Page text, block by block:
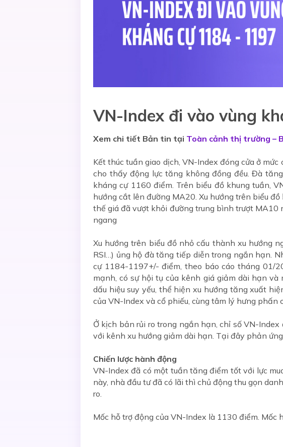
VN-Index đi vào vùng
Xem chi tiết Bản tin tại Toàn cảnh thị trường –
Kết thúc tuần giao dịch, VN-Index đóng cửa ở
cho thấy động lực tăng không đồng đều. Đà
kháng cự 1160 điểm. Trên biểu đồ khung tuần,
hướng cắt lên đường MA20. Xu hướng trên biểu
thế giá đã vượt khỏi đường trung bình trượt MA10
ngang
Xu hướng trên biểu đồ nhỏ cấu thành xu hướng
RSI…) ủng hộ đà tăng tiếp diễn trong ngắn hạn.
cự 1184-1197+/- điểm, theo báo cáo tháng 01/
mạnh, có sự hội tụ của kênh giá giảm dài hạn
dấu hiệu suy yếu, thể hiện xu hướng tăng xuất
của VN-Index và cổ phiếu, cùng tâm lý hưng
Ở kịch bản rủi ro trong ngắn hạn, chỉ số VN-
với kênh xu hướng giảm dài hạn. Tại đây phản
Chiến lược hành động
VN-Index đã có một tuần tăng điểm tốt với lực
này, nhà đầu tư đã có lãi thì chủ động thu gọn
ro.
Mốc hỗ trợ động của VN-Index là 1130 điểm.